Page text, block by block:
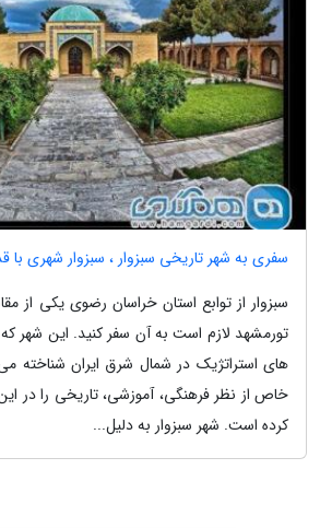
سفری به شهر تاریخی سبزوار ، سبزوار شهری با قدمت
سبزوار از توابع استان خراسان رضوی یکی
تورمشهد لازم است به آن سفر کنید. این شهر
های استراتژیک در شمال شرق ایران شناخته
خاص از نظر فرهنگی، آموزشی، تاریخی را در
کرده است. شهر سبزوار به دلیل...